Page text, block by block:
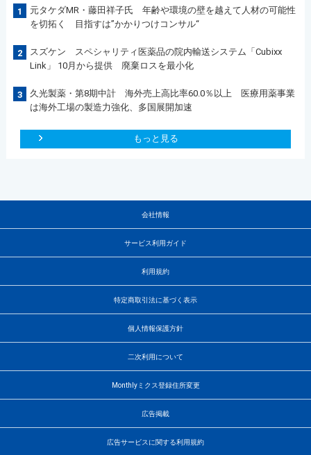
1
元タケダMR・藤田祥子氏 年齢や環境の壁を越えて人材の可能性
を切拓く 目指すは”かかりつけコンサル“
2
スズケン スペシャリティ医薬品の院内輸送システム「Cubixx
Link」 10月から提供 廃棄ロスを最小化
3
久光製薬・第8期中計 海外売上高比率60.0％以上 医療用薬事業
は海外工場の製造力強化、多国展開加速
もっと見る
会社情報
サービス利用ガイド
利用規約
特定商取引法に基づく表示
個人情報保護方針
二次利用について
Monthlyミクス登録住所変更
広告掲載
広告サービスに関する利用規約